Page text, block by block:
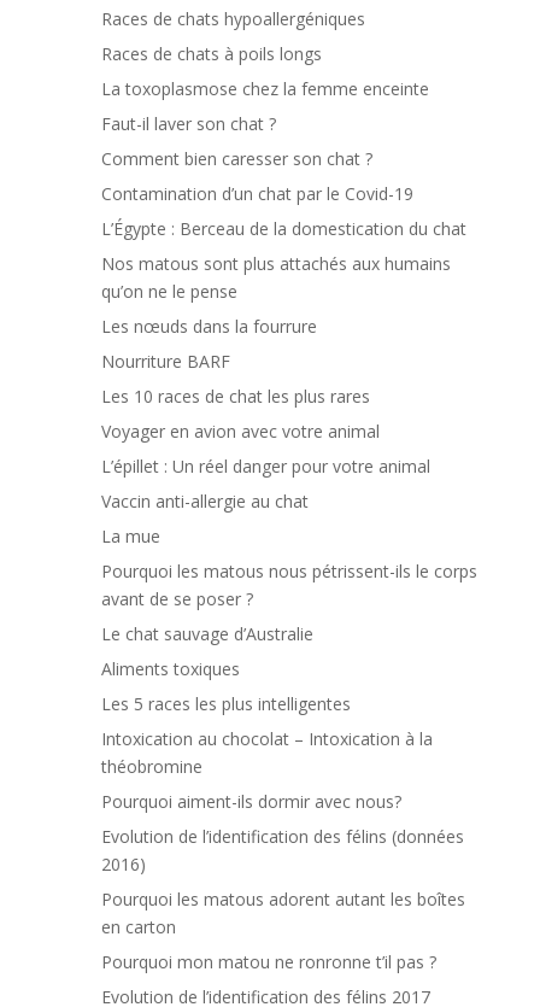
Races de chats hypoallergéniques
Races de chats à poils longs
La toxoplasmose chez la femme enceinte
Faut-il laver son chat ?
Comment bien caresser son chat ?
Contamination d’un chat par le Covid-19
L’Égypte : Berceau de la domestication du chat
Nos matous sont plus attachés aux humains
qu’on ne le pense
Les nœuds dans la fourrure
Nourriture BARF
Les 10 races de chat les plus rares
Voyager en avion avec votre animal
L’épillet : Un réel danger pour votre animal
Vaccin anti-allergie au chat
La mue
Pourquoi les matous nous pétrissent-ils le corps
avant de se poser ?
Le chat sauvage d’Australie
Aliments toxiques
Les 5 races les plus intelligentes
Intoxication au chocolat – Intoxication à la
théobromine
Pourquoi aiment-ils dormir avec nous?
Evolution de l’identification des félins (données
2016)
Pourquoi les matous adorent autant les boîtes
en carton
Pourquoi mon matou ne ronronne t’il pas ?
Evolution de l’identification des félins 2017